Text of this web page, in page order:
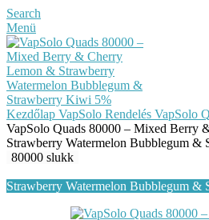
Search
Menü
Kezdőlap VapSolo Rendelés VapSolo
VapSolo Quads 80000 – Mixed Berry
Strawberry Watermelon Bubblegum
80000 slukk